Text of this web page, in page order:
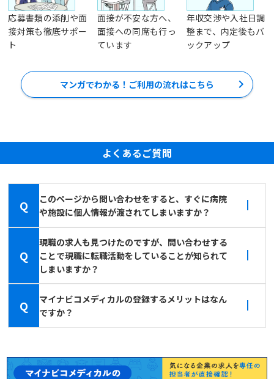
応募書類の添削や面
接対策も徹底サポー
ト
面接が不安な方へ、
面接への同席も行っ
ています
年収交渉や入社日調
整まで、内定後もバ
ックアップ
マンガでわかる！ご利用の流れはこちら
よくあるご質問
Q
このページから問い合わせをすると、すぐに病院
や施設に個人情報が渡されてしまいますか？
Q
現職の求人も見つけたのですが、問い合わせする
ことで現職に転職活動をしていることが知られて
しまいますか？
Q
マイナビコメディカルの登録するメリットはなん
ですか？